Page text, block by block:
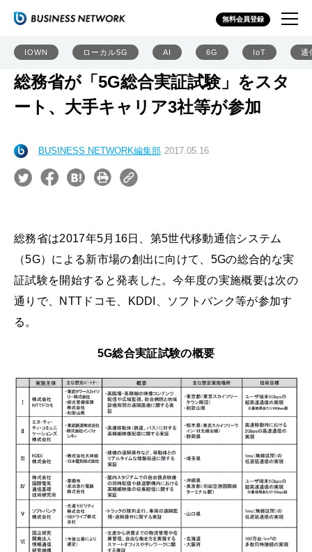
無料会員登録
IOWN ローカル5G AI 6G IoT 通
総務省が「5G総合実証試験」をスタ
ート、大手キャリア3社等が参加
BUSINESS NETWORK編集部 2017.05.16
総務省は2017年5月16日、第5世代移動通信システム
（5G）による新市場の創出に向けて、5Gの総合的な実
証試験を開始すると発表した。今年度の実施概要は次の
通りで、NTTドコモ、KDDI、ソフトバンク等が参加す
る。
5G総合実証試験の概要